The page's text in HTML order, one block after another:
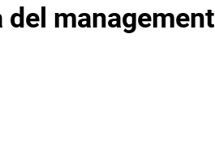
management